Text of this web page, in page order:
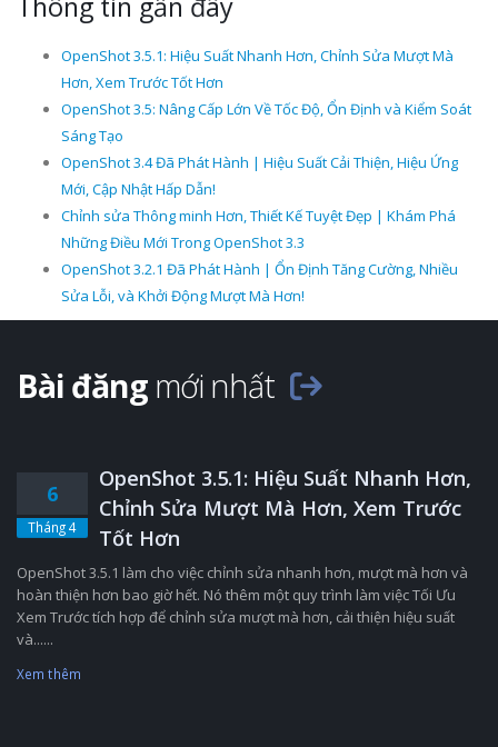
OpenShot 3.5.1: Hiệu Suất Nhanh Hơn, Chỉnh Sửa Mượt Mà
Hơn, Xem Trước Tốt Hơn
OpenShot 3.5: Nâng Cấp Lớn Về Tốc Độ, Ổn Định và Kiểm Soát
Sáng Tạo
OpenShot 3.4 Đã Phát Hành | Hiệu Suất Cải Thiện, Hiệu Ứng
Mới, Cập Nhật Hấp Dẫn!
Chỉnh sửa Thông minh Hơn, Thiết Kế Tuyệt Đẹp | Khám Phá
Những Điều Mới Trong OpenShot 3.3
OpenShot 3.2.1 Đã Phát Hành | Ổn Định Tăng Cường, Nhiều
Sửa Lỗi, và Khởi Động Mượt Mà Hơn!
Bài đăng mới nhất
6
Tháng 4
OpenShot 3.5.1: Hiệu Suất Nhanh Hơn,
Chỉnh Sửa Mượt Mà Hơn, Xem Trước
Tốt Hơn
OpenShot 3.5.1 làm cho việc chỉnh sửa nhanh hơn, mượt mà hơn và
hoàn thiện hơn bao giờ hết. Nó thêm một quy trình làm việc Tối Ưu
Xem Trước tích hợp để chỉnh sửa mượt mà hơn, cải thiện hiệu suất
và......
Xem thêm